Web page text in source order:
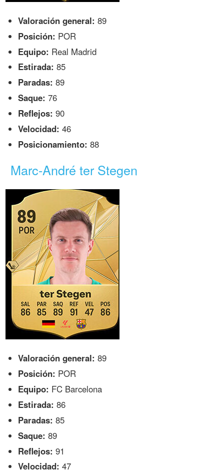
Valoración general: 89
Posición: POR
Equipo: Real Madrid
Estirada: 85
Paradas: 89
Saque: 76
Reflejos: 90
Velocidad: 46
Posicionamiento: 88
Marc-André ter Stegen
Valoración general: 89
Posición: POR
Equipo: FC Barcelona
Estirada: 86
Paradas: 85
Saque: 89
Reflejos: 91
Velocidad: 47